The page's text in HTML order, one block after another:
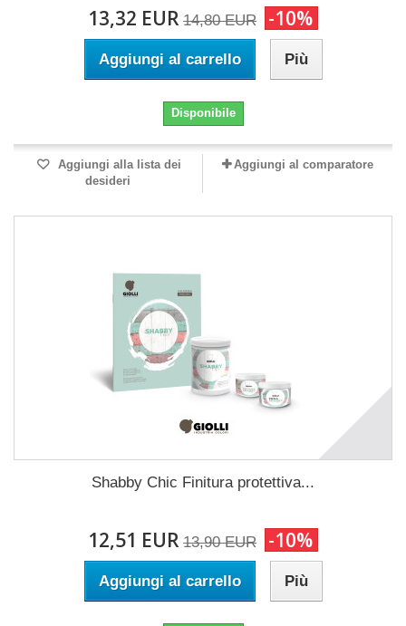
13,32 EUR 14,80 EUR -10%
Aggiungi al carrello Più
Disponibile
Aggiungi alla lista dei
desideri
Aggiungi al comparatore
Shabby Chic Finitura protettiva...
12,51 EUR 13,90 EUR -10%
Aggiungi al carrello Più